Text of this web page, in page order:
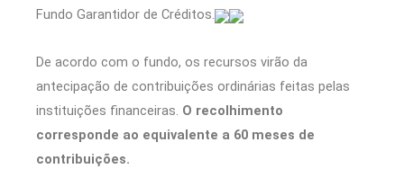
Fundo Garantidor de Créditos.
De acordo com o fundo, os recursos virão da
antecipação de contribuições ordinárias feitas pelas
instituições financeiras. O recolhimento
corresponde ao equivalente a 60 meses de
contribuições.